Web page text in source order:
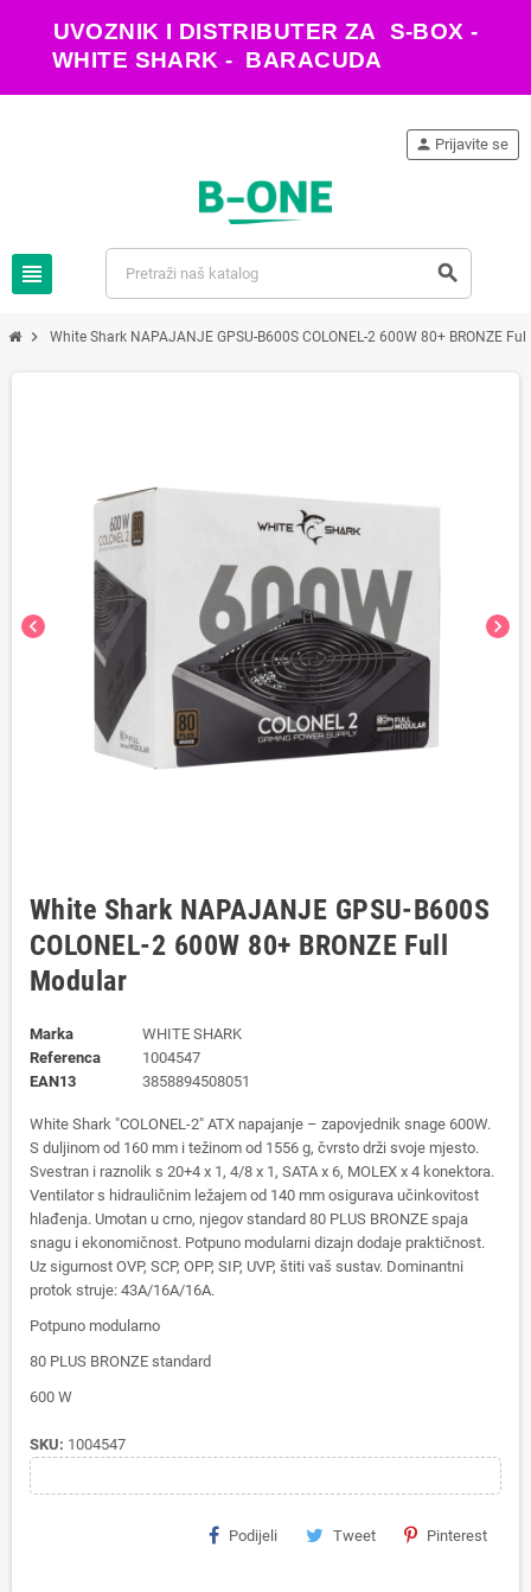
UVOZNIK I DISTRIBUTER ZA S-BOX -
WHITE SHARK - BARACUDA
view_headline search
person Prijavite se
chevron_right White Shark NAPAJANJE GPSU-B600S COLONEL-2 600W 80+ BRONZE
chevron_left chevron_right
White Shark NAPAJANJE GPSU-B600S
COLONEL-2 600W 80+ BRONZE Full
Modular
Marka
WHITE SHARK
Referenca
1004547
EAN13
3858894508051
White Shark "COLONEL-2" ATX napajanje – zapovjednik snage 600W.
S duljinom od 160 mm i težinom od 1556 g, čvrsto drži svoje mjesto.
Svestran i raznolik s 20+4 x 1, 4/8 x 1, SATA x 6, MOLEX x 4 konektora.
Ventilator s hidrauličnim ležajem od 140 mm osigurava učinkovitost
hlađenja. Umotan u crno, njegov standard 80 PLUS BRONZE spaja
snagu i ekonomičnost. Potpuno modularni dizajn dodaje praktičnost.
Uz sigurnost OVP, SCP, OPP, SIP, UVP, štiti vaš sustav. Dominantni
protok struje: 43A/16A/16A.
Potpuno modularno
80 PLUS BRONZE standard
600 W
SKU: 1004547
Podijeli Tweet Pinterest